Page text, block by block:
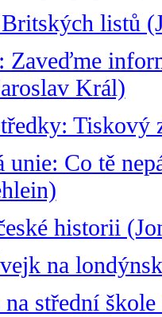
listů
Zaveďme
Král)
unie: Co tě
historii
na
na střední